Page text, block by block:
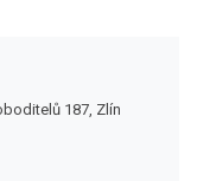
187, Zlín